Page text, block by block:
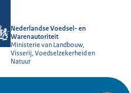
Nederlandse Voedsel- en
Warenautoriteit
Ministerie van Landbouw,
Visserij, Voedselzekerheid en
Natuur